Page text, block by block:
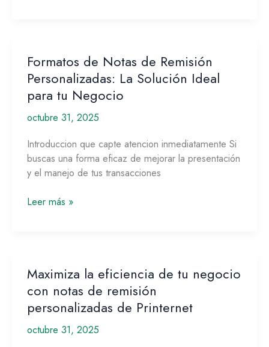
Formatos de Notas de Remisión
Personalizadas: La Solución Ideal
para tu Negocio
octubre 31, 2025
Introduccion que capte atencion inmediatamente Si
buscas una forma eficaz de mejorar la presentación
y el manejo de tus transacciones
Formatos
de
de
Remisión
La
Solución
Ideal
tu
Leer más »
Maximiza la eficiencia de tu negocio
con notas de remisión
personalizadas de Printernet
octubre 31, 2025
Maximiza
la
de
tu